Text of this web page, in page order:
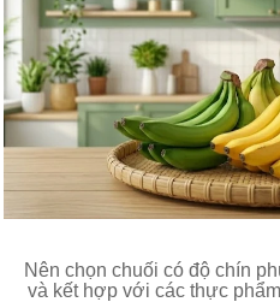
Nên chọn chuối có độ chín
và kết hợp với các thực